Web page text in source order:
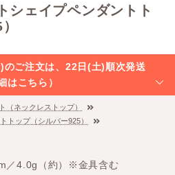
シェイプペンダントト
ご注文は、22日(土)順次発送
はこちら）
（ネックレストップ）
トップ（シルバー925）
／4.0g（約）※金具含む